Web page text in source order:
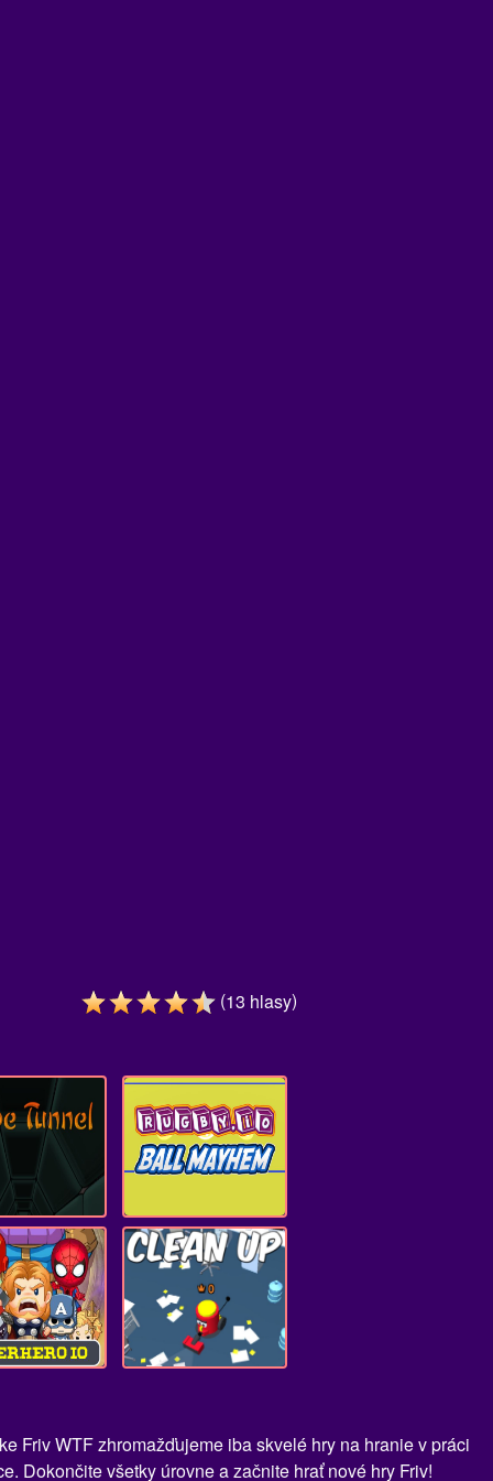
(13 hlasy)
Friv WTF zhromažďujeme iba skvelé hry na hranie v práci
Dokončite všetky úrovne a začnite hrať nové hry Friv!